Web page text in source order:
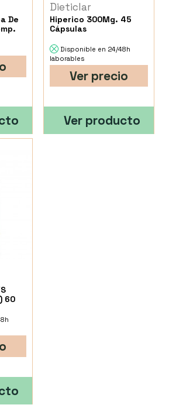
De
Dieticlar
Hiperico 300Mg. 45
Cápsulas
Disponible en 24/48h
laborables
Ver precio
Ver producto
60